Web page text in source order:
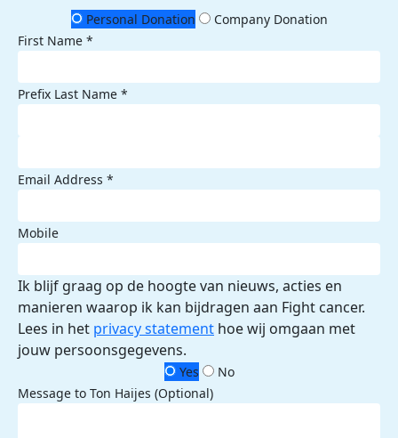
Personal Donation
Company Donation
First Name *
Prefix Last Name *
Email Address *
Mobile
Ik blijf graag op de hoogte van nieuws, acties en
manieren waarop ik kan bijdragen aan Fight cancer.
Lees in het privacy statement hoe wij omgaan met
jouw persoonsgegevens.
Yes
No
Message to Ton Haijes (Optional)